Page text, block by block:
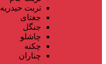
تربت حیدریه
جغتای
جنگل
چاشلو
چکنه
چناران